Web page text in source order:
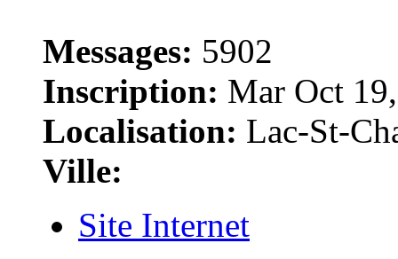
Messages: 5902
Inscription: Mar Oct
Localisation: Lac-St-
Ville:
Site Internet